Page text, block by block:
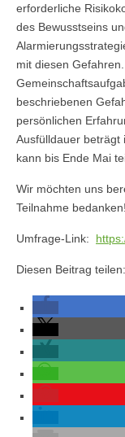
erforderliche
des Bewusstseins
mit diesen
beschriebenen
persönlichen
Ausfülldauer beträgt
kann bis Ende Mai
Wir möchten uns
Teilnahme bedanken!
Umfrage-Link:
Diesen Beitrag teilen: